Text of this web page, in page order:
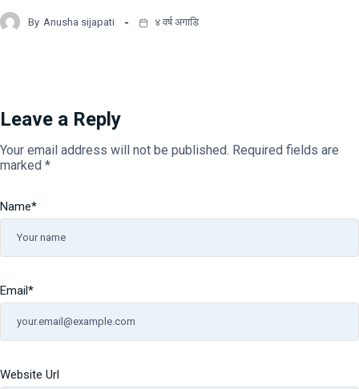
By Anusha sijapati ४ वर्ष अगाडि
Leave a Reply
Your email address will not be published. Required fields are
marked *
Name*
Email *
Website Url